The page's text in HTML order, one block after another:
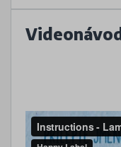
Videonávod